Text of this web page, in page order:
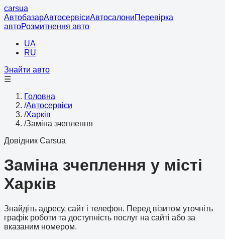
carsua
АвтобазарАвтосервісиАвтосалониПеревірка
автоРозмитнення авто
UA
RU
Знайти авто
☰
Головна
/Автосервіси
/Харків
/Заміна зчеплення
Довідник Carsua
Заміна зчеплення у місті
Харків
Знайдіть адресу, сайт і телефон. Перед візитом уточніть
графік роботи та доступність послуг на сайті або за
вказаним номером.